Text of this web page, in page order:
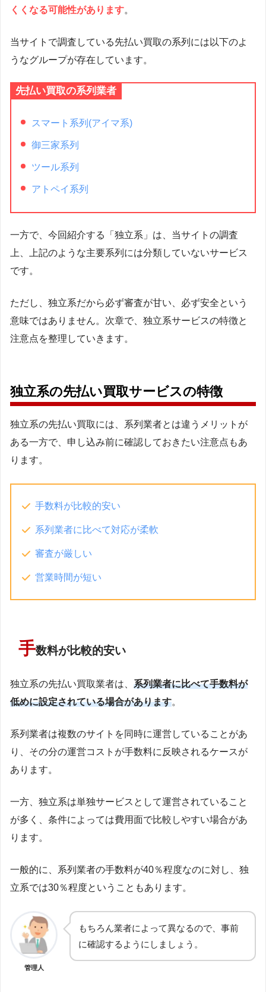
くくなる可能性があります。
当サイトで調査している先払い買取の系列には以下のよ
うなグループが存在しています。
先払い買取の系列業者
スマート系列(アイマ系)
御三家系列
ツール系列
アトペイ系列
一方で、今回紹介する「独立系」は、当サイトの調査
上、上記のような主要系列には分類していないサービス
です。
ただし、独立系だから必ず審査が甘い、必ず安全という
意味ではありません。次章で、独立系サービスの特徴と
注意点を整理していきます。
独立系の先払い買取サービスの特徴
独立系の先払い買取には、系列業者とは違うメリットが
ある一方で、申し込み前に確認しておきたい注意点もあ
ります。
手数料が比較的安い
系列業者に比べて対応が柔軟
審査が厳しい
営業時間が短い
手数料が比較的安い
独立系の先払い買取業者は、 系列業者に比べて手数料が
低めに設定されている場合があります。
系列業者は複数のサイトを同時に運営していることがあ
り、その分の運営コストが手数料に反映されるケースが
あります。
一方、独立系は単独サービスとして運営されていること
が多く、条件によっては費用面で比較しやすい場合があ
ります。
一般的に、系列業者の手数料が40％程度なのに対し、独
立系では30％程度ということもあります。
管理人
もちろん業者によって異なるので、事前
に確認するようにしましょう。